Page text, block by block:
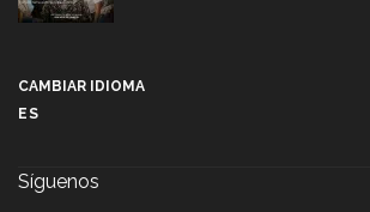
CAMBIAR IDIOMA
ES
Síguenos